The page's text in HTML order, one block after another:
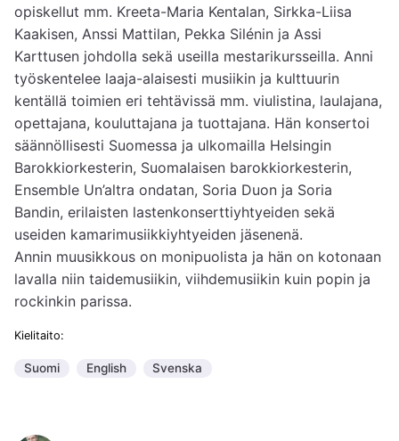
opiskellut mm. Kreeta-Maria Kentalan, Sirkka-Liisa
Kaakisen, Anssi Mattilan, Pekka Silénin ja Assi
Karttusen johdolla sekä useilla mestarikursseilla. Anni
työskentelee laaja-alaisesti musiikin ja kulttuurin
kentällä toimien eri tehtävissä mm. viulistina, laulajana,
opettajana, kouluttajana ja tuottajana. Hän konsertoi
säännöllisesti Suomessa ja ulkomailla Helsingin
Barokkiorkesterin, Suomalaisen barokkiorkesterin,
Ensemble Un’altra ondatan, Soria Duon ja Soria
Bandin, erilaisten lastenkonserttiyhtyeiden sekä
useiden kamarimusiikkiyhtyeiden jäsenenä.
Annin muusikkous on monipuolista ja hän on kotonaan
lavalla niin taidemusiikin, viihdemusiikin kuin popin ja
rockinkin parissa.
Kielitaito:
Suomi English Svenska